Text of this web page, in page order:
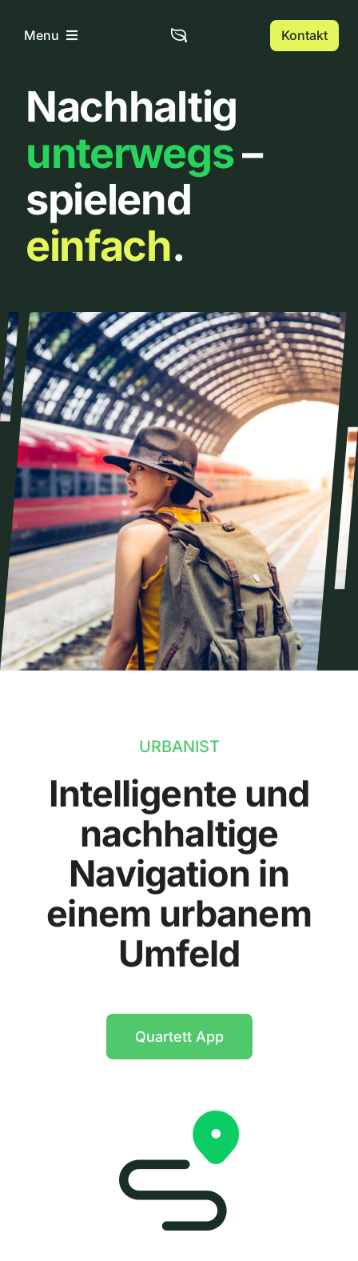
InhaltMenu
Home
Über uns
Urbanlist
Kontakt
Nachhaltig
unterwegs–
spielend
einfach.
URBANIST
Intelligente und
nachhaltige
Navigation in
einem urbanem
Umfeld
Quartett App